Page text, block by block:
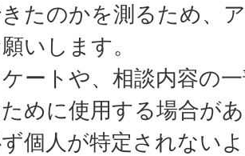
たのかを測るため、
いします。
ートや、相談内容の
めに使用する場合が
個人が特定されない